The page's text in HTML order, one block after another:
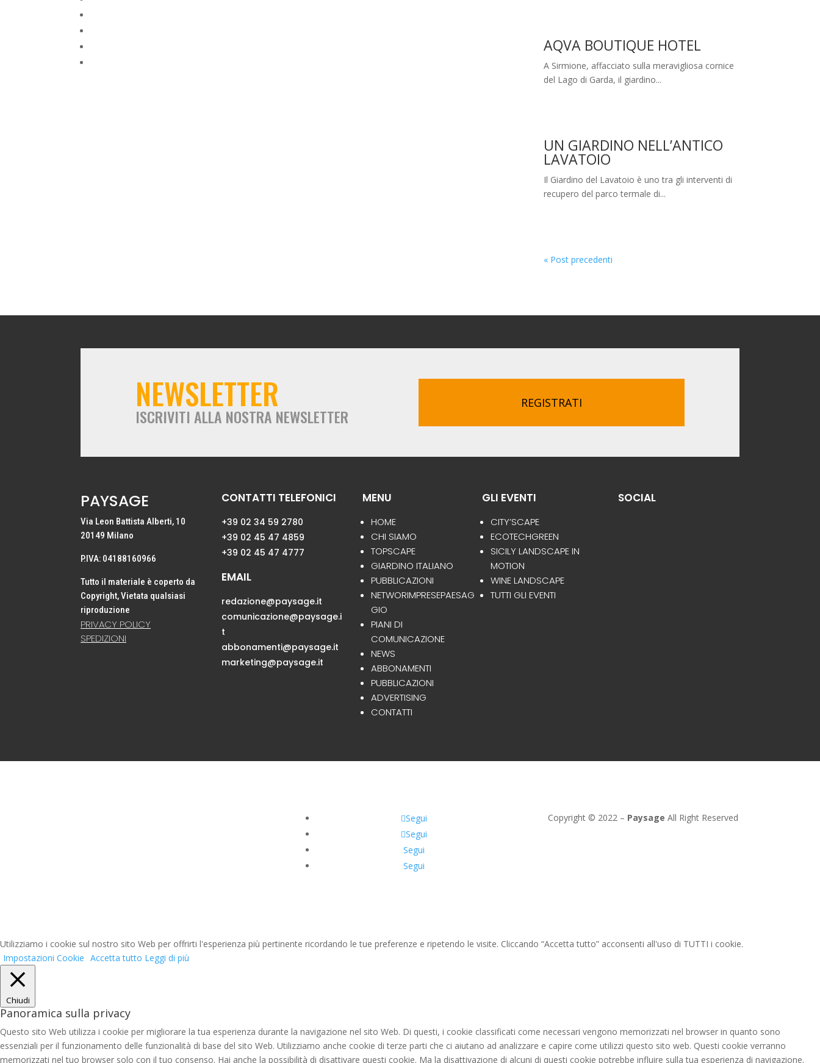
AQVA BOUTIQUE HOTEL
A Sirmione, affacciato sulla meravigliosa cornice
del Lago di Garda, il giardino...
UN GIARDINO NELL’ANTICO
LAVATOIO
Il Giardino del Lavatoio è uno tra gli interventi di
recupero del parco termale di...
« Post precedenti
NEWSLETTER
ISCRIVITI ALLA NOSTRA NEWSLETTER
REGISTRATI
PAYSAGE
Via Leon Battista Alberti, 10
20149 Milano
P.IVA: 04188160966
Tutto il materiale è coperto da
Copyright, Vietata qualsiasi
riproduzione
PRIVACY POLICY
SPEDIZIONI
CONTATTI TELEFONICI
+39 02 34 59 2780
+39 02 45 47 4859
+39 02 45 47 4777
EMAIL
redazione@paysage.it
comunicazione@paysage.i
t
abbonamenti@paysage.it
marketing@paysage.it
MENU
HOME
CHI SIAMO
TOPSCAPE
GIARDINO ITALIANO
PUBBLICAZIONI
NETWORIMPRESEPAESAG
GIO
PIANI DI
COMUNICAZIONE
NEWS
ABBONAMENTI
PUBBLICAZIONI
ADVERTISING
CONTATTI
GLI EVENTI
CITY’SCAPE
ECOTECHGREEN
SICILY LANDSCAPE IN
MOTION
WINE LANDSCAPE
TUTTI GLI EVENTI
SOCIAL
Segui
Segui
Segui
Segui
Copyright © 2022 – Paysage All Right Reserved
Utilizziamo i cookie sul nostro sito Web per offrirti l'esperienza più pertinente ricordando le tue preferenze e ripetendo le visite. Cliccando “Accetta tutto” acconsenti all'uso di TUTTI i cookie.
Impostazioni Cookie Accetta tutto Leggi di più
Chiudi
Panoramica sulla privacy
Questo sito Web utilizza i cookie per migliorare la tua esperienza durante la navigazione nel sito Web. Di questi, i cookie classificati come necessari vengono memorizzati nel browser in quanto sono
essenziali per il funzionamento delle funzionalità di base del sito Web. Utilizziamo anche cookie di terze parti che ci aiutano ad analizzare e capire come utilizzi questo sito web. Questi cookie verranno
memorizzati nel tuo browser solo con il tuo consenso. Hai anche la possibilità di disattivare questi cookie. Ma la disattivazione di alcuni di questi cookie potrebbe influire sulla tua esperienza di navigazione.